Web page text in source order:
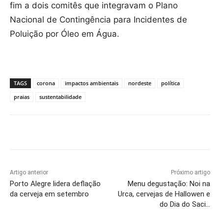
fim a dois comitês que integravam o Plano
Nacional de Contingência para Incidentes de
Poluição por Óleo em Água.
TAGS corona impactos ambientais nordeste
política
praias
sustentabilidade
Artigo anterior
Porto Alegre lidera deflação
da cerveja em setembro
Próximo artigo
Menu degustação: Noi na
Urca, cervejas de Hallowen e
do Dia do Saci…